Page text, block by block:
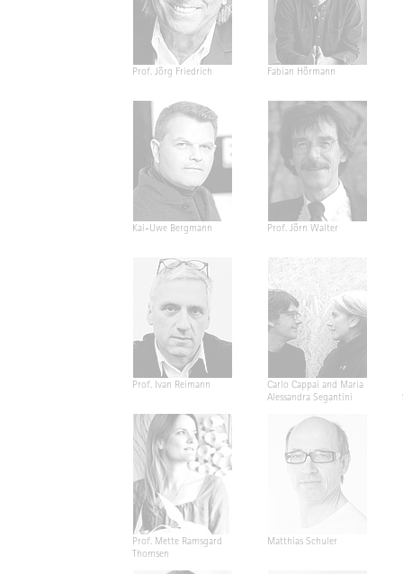
Prof. Jörg Friedrich Fabian Hörmann
Kai-Uwe Bergmann Prof. Jörn Walter
Prof. Ivan Reimann
Carlo Cappai and Maria
Alessandra Segantini
Prof. Mette Ramsgard
Thomsen
Matthias Schuler